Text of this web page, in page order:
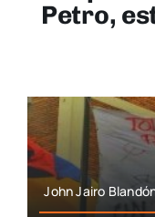
Petro,
John Jairo